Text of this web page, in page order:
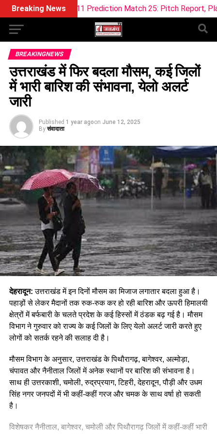
Breaking News
Prediction Match 25: Pitch Report, Playing 11 &
BREAKINGNEWS
उत्तराखंड में फिर बदला मौसम, कई जिलों
में भारी बारिश की संभावना, येलो अलर्ट
जारी
Published 1 year agoon June 12, 2025
By संवादाता
देहरादून: उत्तराखंड में इन दिनों मौसम का मिजाज लगातार बदला हुआ है।
पहाड़ों से लेकर मैदानों तक रुक-रुक कर हो रही बारिश और ऊपरी हिमालयी
क्षेत्रों में बर्फबारी के चलते प्रदेश के कई हिस्सों में ठंडक बढ़ गई है। मौसम
विभाग ने गुरुवार को राज्य के कई जिलों के लिए येलो अलर्ट जारी करते हुए
लोगों को सतर्क रहने की सलाह दी है।
मौसम विभाग के अनुसार, उत्तराखंड के पिथौरागढ़, बागेश्वर, अल्मोड़ा,
चंपावत और नैनीताल जिलों में अनेक स्थानों पर बारिश की संभावना है।
साथ ही उत्तरकाशी, चमोली, रुद्रप्रयाग, टिहरी, देहरादून, पौड़ी और उधम
सिंह नगर जनपदों में भी कहीं-कहीं गरज और चमक के साथ वर्षा हो सकती
है।
विशेषकर नैनीताल, बागेश्वर, चमोली और पिथौरागढ़ जिलों में कहीं-कहीं भारी